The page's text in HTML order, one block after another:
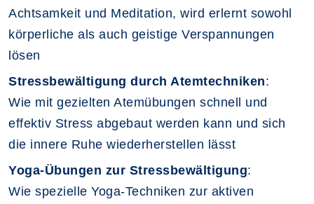
Achtsamkeit und Meditation, wird erlernt sowohl
körperliche als auch geistige Verspannungen
lösen
Stressbewältigung durch Atemtechniken:
Wie mit gezielten Atemübungen schnell und
effektiv Stress abgebaut werden kann und sich
die innere Ruhe wiederherstellen lässt
Yoga-Übungen zur Stressbewältigung:
Wie spezielle Yoga-Techniken zur aktiven